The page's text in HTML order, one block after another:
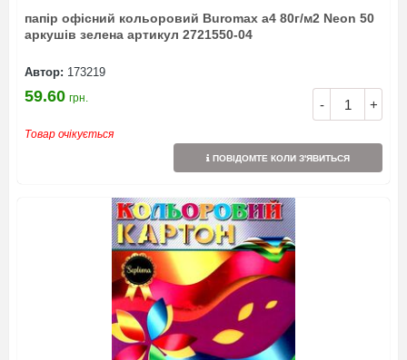
папір офісний кольоровий Buromax а4 80г/м2 Neon 50
аркушів зелена артикул 2721550-04
Автор: 173219
- +
59.60 грн.
Товар очікується
ПОВІДОМТЕ КОЛИ З'ЯВИТЬСЯ